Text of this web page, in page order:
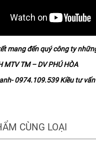
mang đến quý công ty
MTV TM – DV PHÚ HÒA
0974.109.539 Kiều tư
CÙNG LOẠI